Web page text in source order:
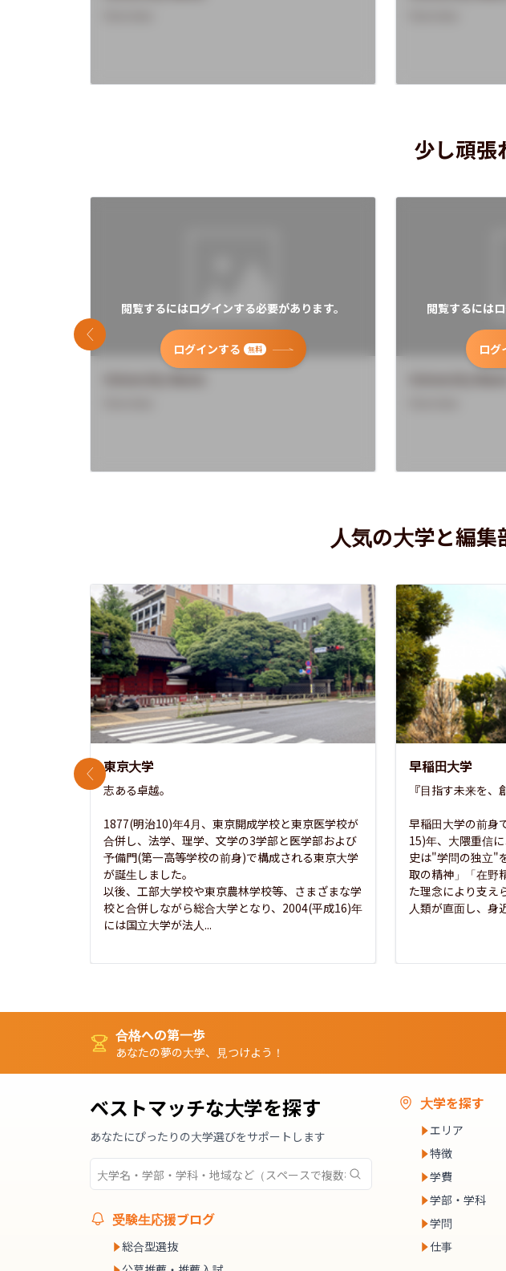
少し頑張
閲覧するにはログインする必要があります。
ログインする 無料
閲覧するには
ログ
前のスライド
人気の大学と編
東京大学
志ある卓越。
1877(明治10)年4月、東京開成学校と東京医学校が
合併し、法学、理学、文学の3学部と医学部および
予備門(第一高等学校の前身)で構成される東京大学
が誕生しました。
以後、工部大学校や東京農林学校等、さまざまな学
校と合併しながら総合大学となり、2004(平成16)年
には国立大学が法人...
早稲田大学
『目指す未来を、
早稲田大学の前身
15)年、大隈重信
史は"学問の独立"
取の精神」「在野
た理念により支え
人類が直面し、身
前のスライド
合格への第一歩
あなたの夢の大学、見つけよう！
ベストマッチな大学を探す
あなたにぴったりの大学選びをサポートします
受験生応援ブログ
総合型選抜
大学を探す
エリア
特徴
学費
学部・学科
学問
仕事